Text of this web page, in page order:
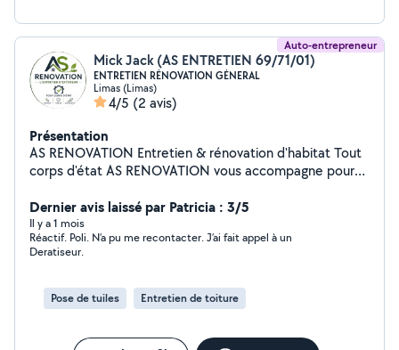
Auto-entrepreneur
Mick Jack (AS ENTRETIEN 69/71/01)
ENTRETIEN RÉNOVATION GÉNERAL
Limas (Limas)
4/5 (2 avis)
Présentation
AS RENOVATION Entretien & rénovation d'habitat Tout
corps d'état AS RENOVATION vous accompagne pour
rénovation extérieure. Une équipe sérieuse et réactive
à votre service pour prendre soin de votre habitation
avec des prestations propres, soignées et durables.
Entretien extérieur Nettoyage & rénovation Espaces
Tout corps d'état Intervention rapide Devis &
déplacement gratuits Travail soigné et professionnel AS
Dernier avis laissé par Patricia : 3/5
Il y a 1 mois
Réactif. Poli. N’a pu me recontacter. J’ai fait appel à un
Deratiseur.
Pose de tuiles Entretien de toiture